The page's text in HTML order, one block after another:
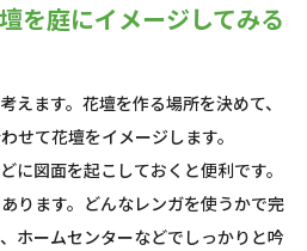
を庭にイメージしてみる
えます。花壇を作る場所を決めて、
せて花壇をイメージします。
に図面を起こしておくと便利です。
ります。どんなレンガを使うかで完
ホームセンターなどでしっかりと吟